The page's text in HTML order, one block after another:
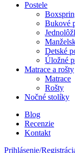
Postele
Bukové
Detské
Úložné
Matrace a rošty
Matrace
Rošty
Nočné stolíky
Blog
Recenzie
Kontakt
Prihlásenie/